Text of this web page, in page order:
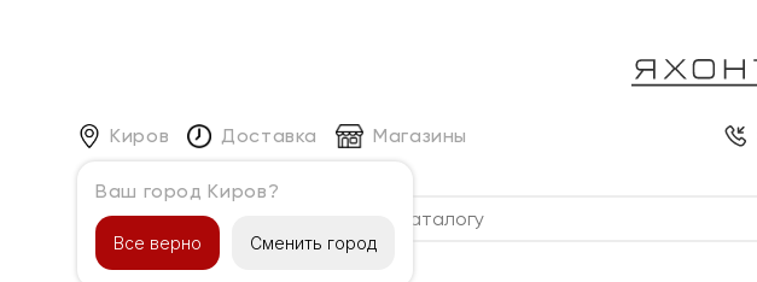
Киров
Ваш город Киров?
Все верно Сменить город
Доставка Магазины
Каталог